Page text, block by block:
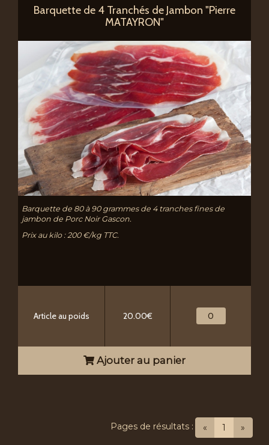
Barquette de 4 Tranchés de Jambon "Pierre
MATAYRON"
Barquette de 80 à 90 grammes de 4 tranches fines de
jambon de Porc Noir Gascon.
Prix au kilo : 200 €/kg TTC.
Article au poids 20.00€
Ajouter au panier
« 1 (current)
»
Pages de résultats :